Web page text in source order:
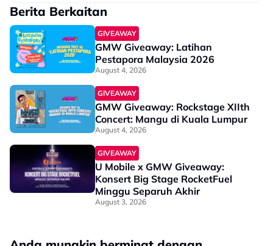
Berita Berkaitan
GIVEAWAY
GMW Giveaway: Latihan
Pestapora Malaysia 2026
August 4, 2026
GIVEAWAY
GMW Giveaway: Rockstage XIIth
Concert: Mangu di Kuala Lumpur
August 4, 2026
GIVEAWAY
U Mobile x GMW Giveaway:
Konsert Big Stage RocketFuel
Minggu Separuh Akhir
August 3, 2026